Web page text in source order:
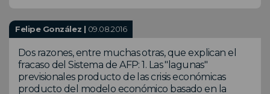
Felipe González | 09.08.2016
Dos razones, entre muchas otras, que explican el
fracaso del Sistema de AFP: 1. Las "lagunas"
previsionales producto de las crisis económicas
producto del modelo económico basado en la